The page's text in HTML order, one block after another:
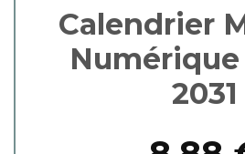
Calendrier
Numérique
2031